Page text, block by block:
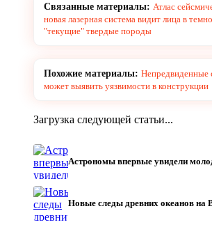
Связанные материалы: Атлас
новая лазерная система видит лица в
"текущие" твердые породы
Похожие материалы: Непредвиденные
может выявить уязвимости в конструкции
Загрузка следующей статьи...
Астрономы впервые увидели
Новые следы древних океанов на